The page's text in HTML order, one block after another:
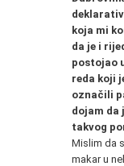
koja mi
da je i
postojao
reda koji
označili
dojam da
takvog
Mislim da
makar u